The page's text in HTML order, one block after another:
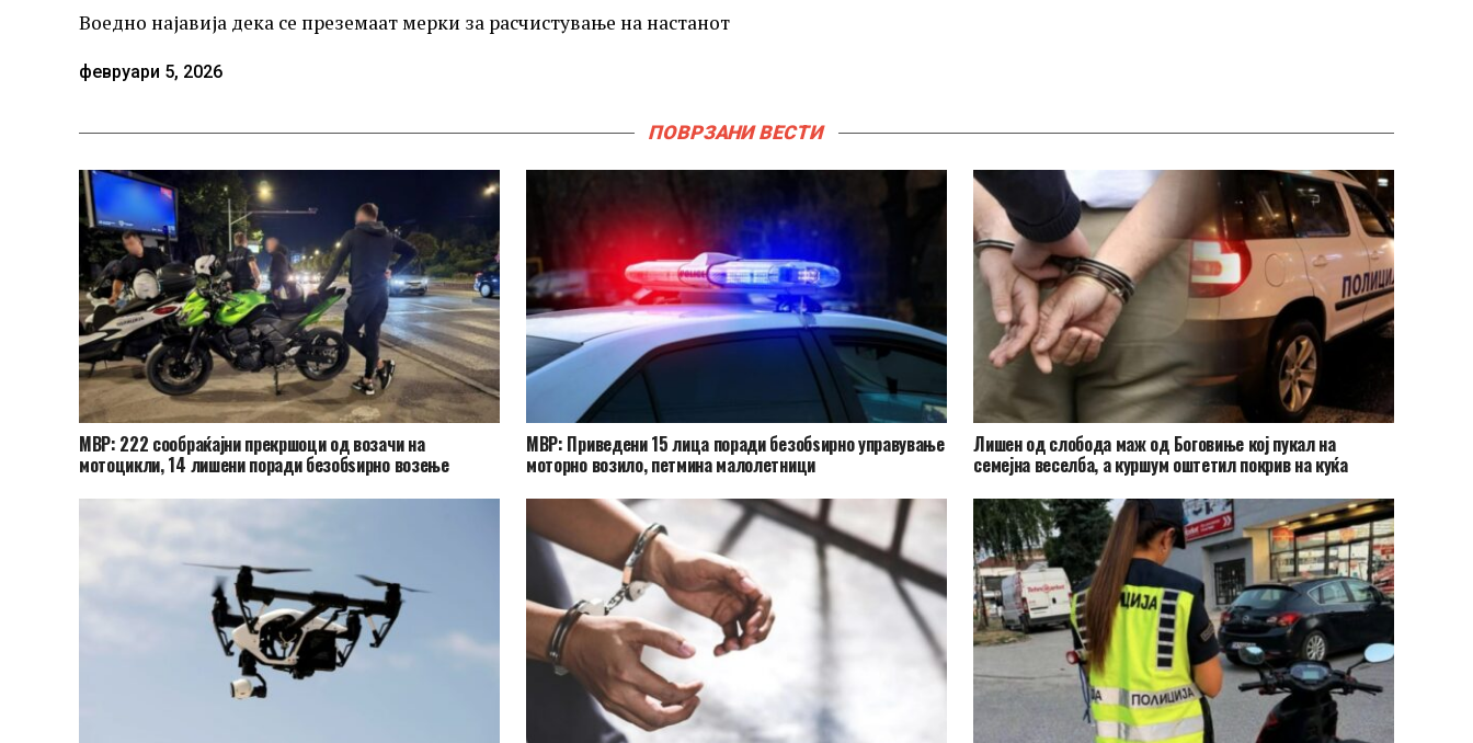
Воедно најавија дека се преземаат мерки за расчистување на настанот
февруари 5, 2026
ПОВРЗАНИ ВЕСТИ
МВР: 222 сообраќајни прекршоци од возачи на
мотоцикли, 14 лишени поради безобѕирно возење
МВР: Приведени 15 лица поради безобѕирно управување
моторно возило, петмина малолетници
Лишен од слобода маж од Боговиње кој пукал на
семејна веселба, а куршум оштетил покрив на куќа